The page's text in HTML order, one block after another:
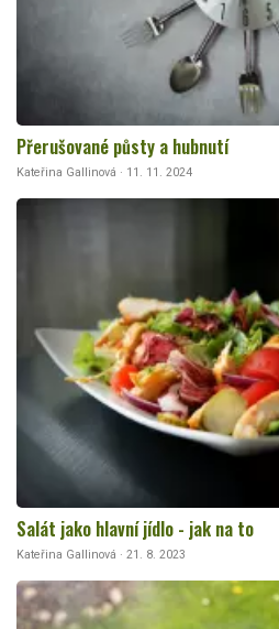
Přerušované půsty a hubnutí
Kateřina Gallinová · 11. 11. 2024
Salát jako hlavní jídlo - jak na to
Kateřina Gallinová · 21. 8. 2023